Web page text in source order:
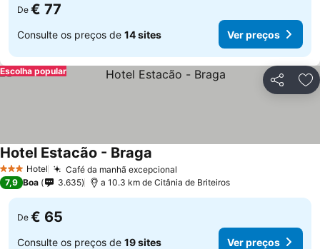
De € 77
Consulte os preços de 14 sites Ver preços
Partilhar
Escolha popular
3 EstrelasHotel Café da manhã excepcional
Hotel Estacão - Braga
7,9 Boa 3.635 a 10.3 km de Citânia de Briteiros
De € 65
Consulte os preços de 19 sites Ver preços